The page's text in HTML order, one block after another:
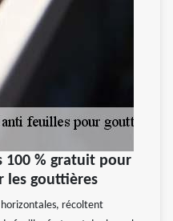
100 % gratuit pour
les gouttières
horizontales, récoltent